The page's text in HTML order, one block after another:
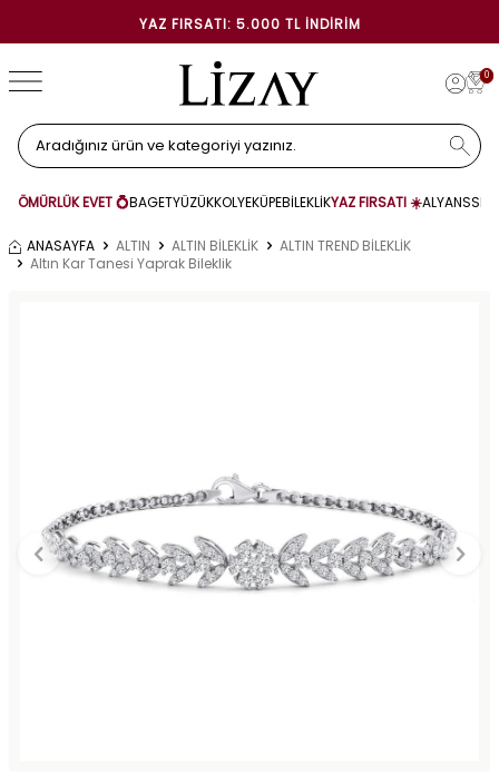
YAZ FIRSATI: 5.000 TL İNDIRIM
0
ÖMÜRLÜK EVET 💍BAGETYÜZÜKKOLYEKÜPEBİLEKLİKYAZ FIRSATI ☀️ALYANS
ANASAYFA ALTIN ALTIN BİLEKLİK
ALTIN TREND BİLEKLİK
Altın Kar Tanesi Yaprak Bileklik